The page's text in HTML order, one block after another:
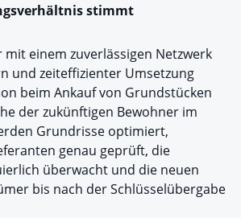
stimmt
mit einem zuverlässigen Netzwerk
und zeiteffizienter Umsetzung
beim Ankauf von Grundstücken
der zukünftigen Bewohner im
Grundrisse optimiert,
genau geprüft, die
überwacht und die neuen
bis nach der Schlüsselübergabe